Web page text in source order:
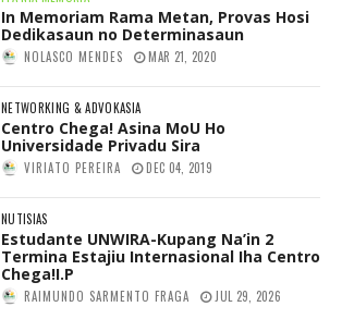
In Memoriam Rama Metan, Provas Hosi
Dedikasaun no Determinasaun
NOLASCO MENDES MAR 21, 2020
NETWORKING & ADVOKASIA
Centro Chega! Asina MoU Ho
Universidade Privadu Sira
VIRIATO PEREIRA DEC 04, 2019
NUTISIAS
Estudante UNWIRA-Kupang Na’in 2
Termina Estajiu Internasional Iha Centro
Chega!I.P
RAIMUNDO SARMENTO FRAGA JUL 29, 2026